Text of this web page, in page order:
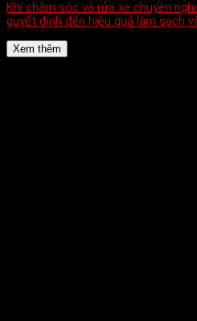
Khi chăm sóc và rửa xe chuyên
quyết định đến hiệu quả làm sạch
Xem thêm